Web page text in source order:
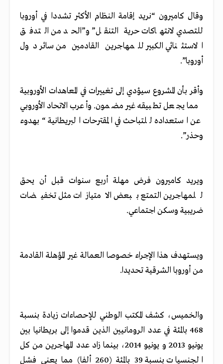
وقال كاميرون “نريد إقامة النظام الأكثر تشددا في أوروبا
للتصدي لانتهاكات حرية التنقل” و”الحد من التدفق
الاستثنائي الكبير للمهاجرين القادمين من سائر دول
أوروبا”.
وأقر بأن المشروع سيؤدي إلى تغييرات في المعاهدات الأوروبية
مما يجعل تطبيقه غير مضمون. وأعرب الاتحاد الأوروبي
عن استعداده للتباحث في المقترحات البريطانية “بهدوء
وحذر”.
ويريد كاميرون فرض مهلة أربع سنوات قبل أن يحق
للمهاجرين التمتع ببعض الامتيازات مثل تخفيضات
ضريبية وسكن اجتماعي.
ويستهدف هذا الإجراء خصوصا العمالة غير المؤهلة القادمة
من أوروبا الشرقية تحديدا.
والخميس، كشف المكتب الوطني للإحصاءات زيادة بنسبة
468 بالمئة في عدد الرومانيين الذين قدموا إلى بريطانيا بين
يونيو 2013 و يونيو 2014، بينما زاد عدد المهاجرين من كل
الجنسيات بنسبة 39 بالمئة (260 ألفا) مما يعني فشل